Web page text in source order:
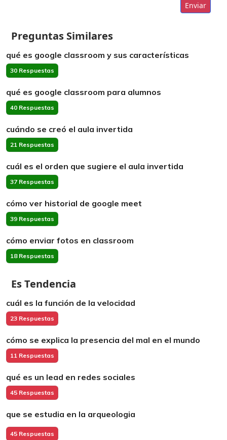
Enviar
Preguntas Similares
qué es google classroom y sus características
30 Respuestas
qué es google classroom para alumnos
40 Respuestas
cuándo se creó el aula invertida
21 Respuestas
cuál es el orden que sugiere el aula invertida
37 Respuestas
cómo ver historial de google meet
39 Respuestas
cómo enviar fotos en classroom
18 Respuestas
Es Tendencia
cuál es la función de la velocidad
23 Respuestas
cómo se explica la presencia del mal en el mundo
11 Respuestas
qué es un lead en redes sociales
45 Respuestas
que se estudia en la arqueologia
45 Respuestas